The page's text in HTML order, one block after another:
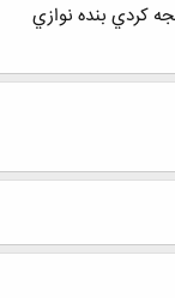
كردي بنده نوازي